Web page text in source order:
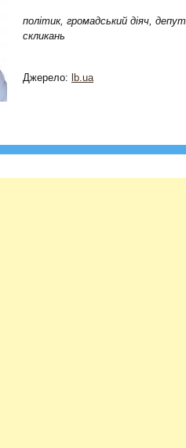
політик, громадський діяч,
скликань
Джерело: lb.ua